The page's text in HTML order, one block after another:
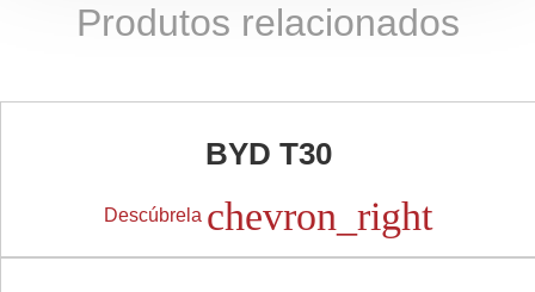
Produtos relacionados
BYD T30
Descúbrela chevron_right